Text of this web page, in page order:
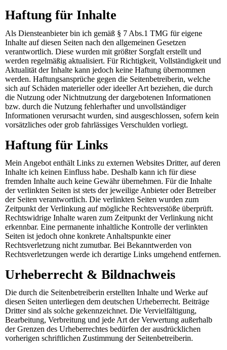
Haftung für Inhalte
Als Diensteanbieter bin ich gemäß § 7 Abs.1 TMG für eigene
Inhalte auf diesen Seiten nach den allgemeinen Gesetzen
verantwortlich. Diese wurden mit größter Sorgfalt erstellt und
werden regelmäßig aktualisiert. Für Richtigkeit, Vollständigkeit und
Aktualität der Inhalte kann jedoch keine Haftung übernommen
werden. Haftungsansprüche gegen die Seitenbetreiberin, welche
sich auf Schäden materieller oder ideeller Art beziehen, die durch
die Nutzung oder Nichtnutzung der dargebotenen Informationen
bzw. durch die Nutzung fehlerhafter und unvollständiger
Informationen verursacht wurden, sind ausgeschlossen, sofern kein
vorsätzliches oder grob fahrlässiges Verschulden vorliegt.
Haftung für Links
Mein Angebot enthält Links zu externen Websites Dritter, auf deren
Inhalte ich keinen Einfluss habe. Deshalb kann ich für diese
fremden Inhalte auch keine Gewähr übernehmen. Für die Inhalte
der verlinkten Seiten ist stets der jeweilige Anbieter oder Betreiber
der Seiten verantwortlich. Die verlinkten Seiten wurden zum
Zeitpunkt der Verlinkung auf mögliche Rechtsverstöße überprüft.
Rechtswidrige Inhalte waren zum Zeitpunkt der Verlinkung nicht
erkennbar. Eine permanente inhaltliche Kontrolle der verlinkten
Seiten ist jedoch ohne konkrete Anhaltspunkte einer
Rechtsverletzung nicht zumutbar. Bei Bekanntwerden von
Rechtsverletzungen werde ich derartige Links umgehend entfernen.
Urheberrecht & Bildnachweis
Die durch die Seitenbetreiberin erstellten Inhalte und Werke auf
diesen Seiten unterliegen dem deutschen Urheberrecht. Beiträge
Dritter sind als solche gekennzeichnet. Die Vervielfältigung,
Bearbeitung, Verbreitung und jede Art der Verwertung außerhalb
der Grenzen des Urheberrechtes bedürfen der ausdrücklichen
vorherigen schriftlichen Zustimmung der Seitenbetreiberin.